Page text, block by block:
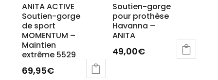
ANITA ACTIVE
Soutien-gorge
de sport
MOMENTUM –
Maintien
extrême 5529
69,95€
Soutien-gorge
pour prothèse
Havanna –
ANITA
49,00€